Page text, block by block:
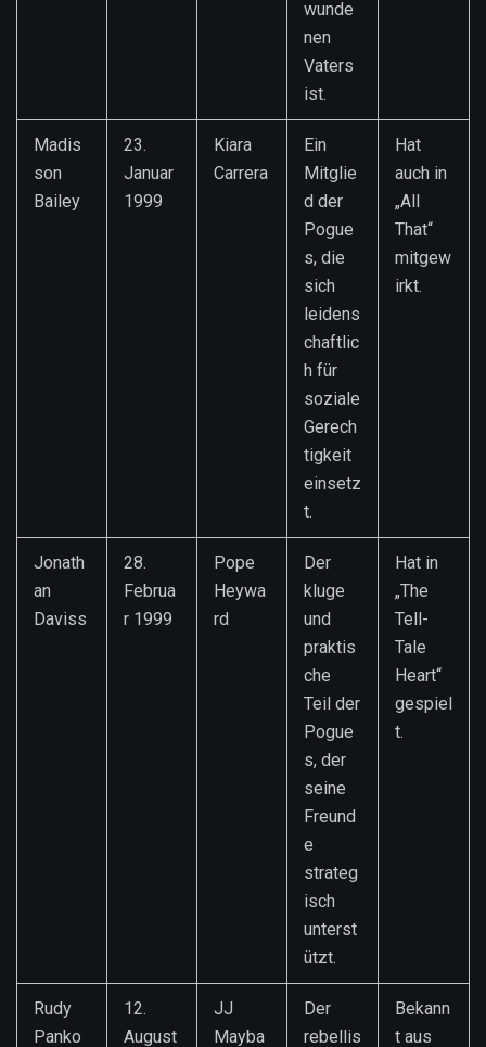
wunde
nen
Vaters
ist.
Madis
son
Bailey
23.
Januar
1999
Kiara
Carrera
Ein
Mitglie
d der
Pogue
s, die
sich
leidens
chaftlic
h für
soziale
Gerech
tigkeit
einsetz
t.
Hat
auch in
„All
That“
mitgew
irkt.
Jonath
an
Daviss
28.
Februa
r 1999
Pope
Heywa
rd
Der
kluge
und
praktis
che
Teil der
Pogue
s, der
seine
Freund
e
strateg
isch
unterst
ützt.
Hat in
„The
Tell-
Tale
Heart“
gespiel
t.
Rudy
Panko
12.
August
JJ
Mayba
Der
rebellis
Bekann
t aus